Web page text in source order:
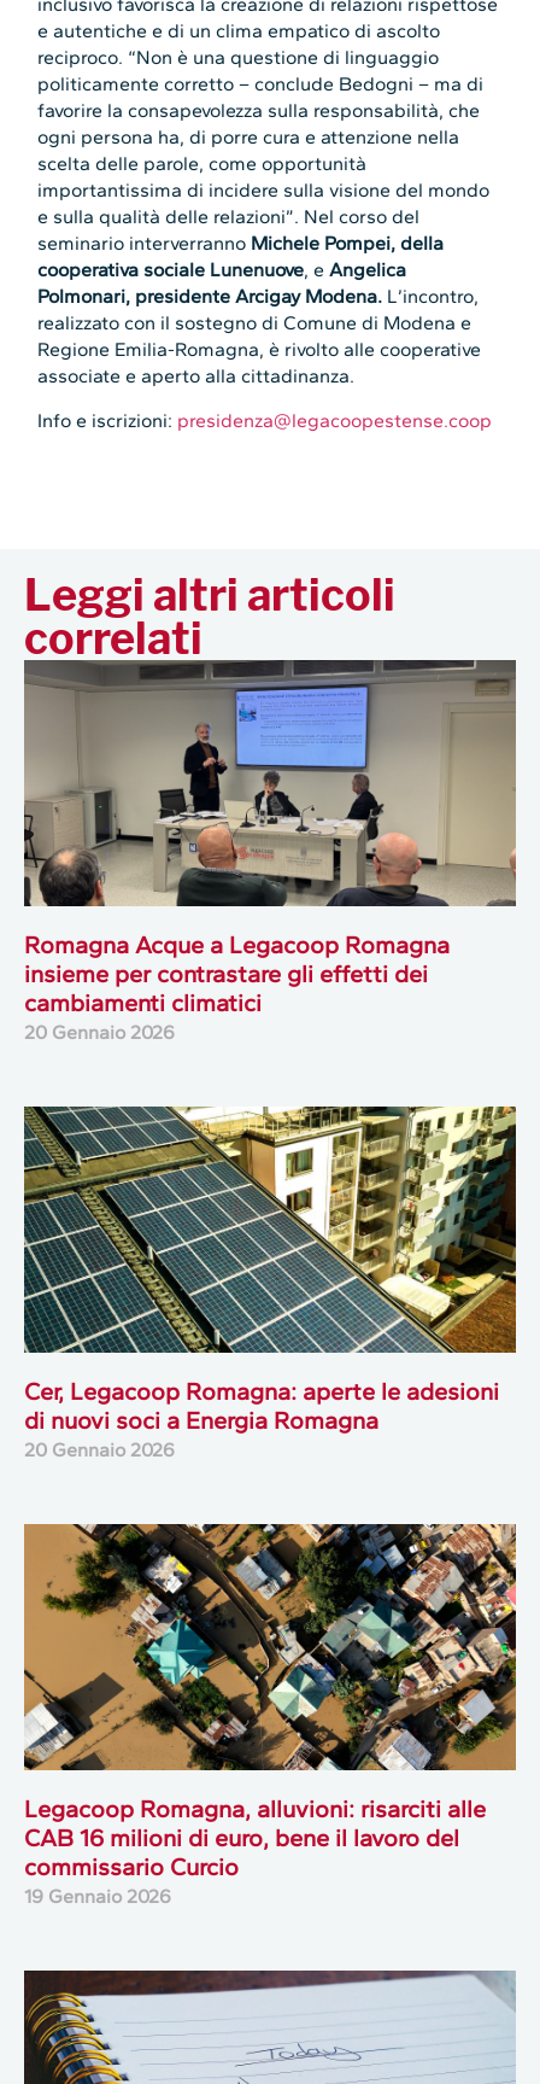
inclusivo favorisca la creazione di relazioni rispettose
e autentiche e di un clima empatico di ascolto
reciproco. “Non è una questione di linguaggio
politicamente corretto – conclude Bedogni – ma di
favorire la consapevolezza sulla responsabilità, che
ogni persona ha, di porre cura e attenzione nella
scelta delle parole, come opportunità
importantissima di incidere sulla visione del mondo
e sulla qualità delle relazioni”. Nel corso del
seminario interverranno Michele Pompei, della
cooperativa sociale Lunenuove, e Angelica
Polmonari, presidente Arcigay Modena. L’incontro,
realizzato con il sostegno di Comune di Modena e
Regione Emilia-Romagna, è rivolto alle cooperative
associate e aperto alla cittadinanza.
Info e iscrizioni: presidenza@legacoopestense.coop
Leggi altri articoli
correlati
Romagna Acque a Legacoop Romagna
insieme per contrastare gli effetti dei
cambiamenti climatici
20 Gennaio 2026
Cer, Legacoop Romagna: aperte le adesioni
di nuovi soci a Energia Romagna
20 Gennaio 2026
Legacoop Romagna, alluvioni: risarciti alle
CAB 16 milioni di euro, bene il lavoro del
commissario Curcio
19 Gennaio 2026